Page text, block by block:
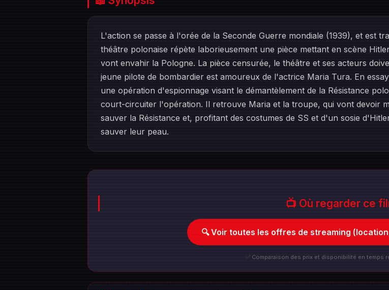
L'action se passe à l'orée de la Seconde Guerre mondiale (1939), et est
théâtre polonaise répète laborieusement une pièce mettant en scène
vont envahir la Pologne. La pièce censurée, le théâtre et ses acteurs
jeune pilote de bombardier est amoureux de l'actrice Maria Tura. En
une opération d'espionnage visant le démantèlement de la Résistance
court-circuiter l'opération. Il retrouve Maria et la troupe, qui vont devoir
sauver la Résistance et, profitant des costumes de SS et d'un sosie
sauver leur peau.
📺 Où regarder ce
🔍 Voir toutes les offres de streaming
✅ Comparaison des prix et disponibilité en temps